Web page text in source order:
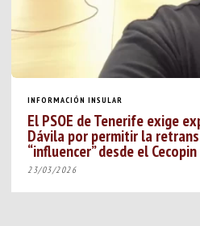
INFORMACIÓN INSULAR
El PSOE de Tenerife exige
Dávila por permitir la
“influencer” desde el
23/03/2026